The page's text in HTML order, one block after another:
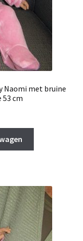
Naomi met bruine
53 cm